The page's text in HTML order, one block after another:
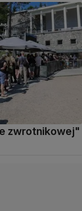
zwrotnikowej"